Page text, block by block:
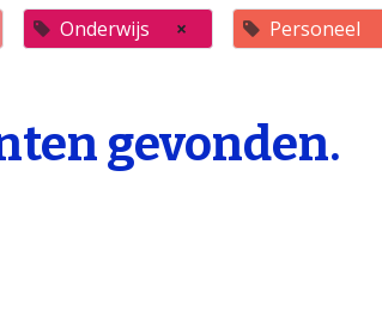
Onderwijs × Personeel
gevonden.